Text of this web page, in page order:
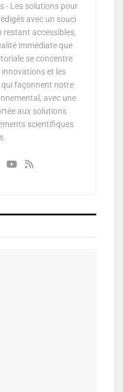
- Les solutions pour
avec un souci
restant accessibles,
immédiate que
se concentre
et les
façonnent notre
avec une
aux solutions
scientifiques